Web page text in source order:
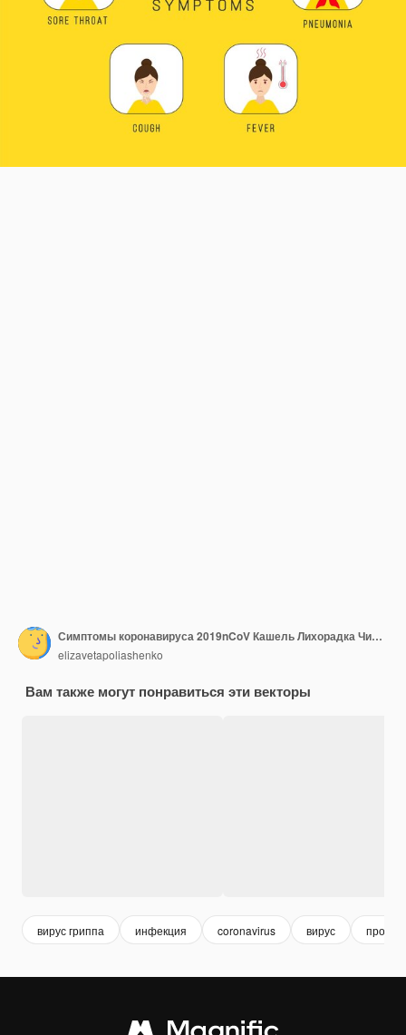
Симптомы коронавируса 2019nCoV Кашель Лихорадка Чихание Головная боль Здравоохранение Инфографика медицины
elizavetapoliashenko
Вам также могут понравиться эти векторы
вирус гриппа инфекция coronavirus вирус